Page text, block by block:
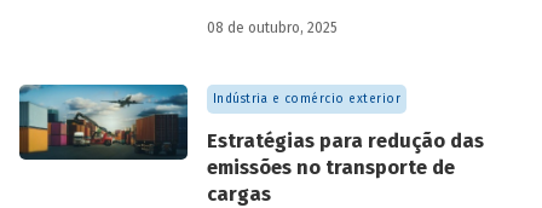
urbanos (RSU) e exportação.
08 de outubro, 2025
Indústria e comércio exterior
Estratégias para redução das
emissões no transporte de
cargas